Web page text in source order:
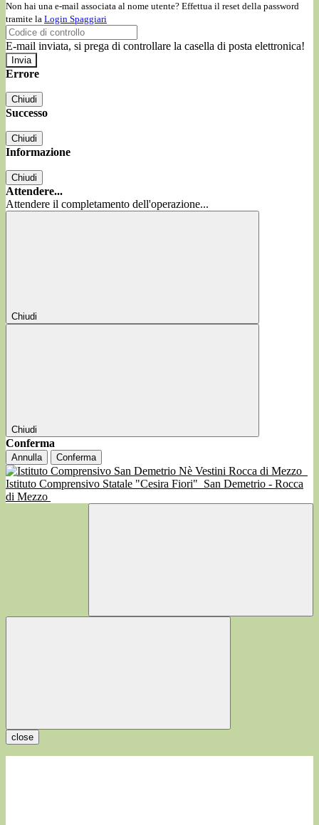
Non hai una e-mail associata al nome utente? Effettua il reset della password
tramite la Login Spaggiari
E-mail inviata, si prega di controllare la casella di posta elettronica!
Errore
Chiudi
Successo
Chiudi
Informazione
Chiudi
Attendere...
Attendere il completamento dell'operazione...
Chiudi
Chiudi
Conferma
Annulla Conferma
Istituto Comprensivo Statale "Cesira Fiori" San Demetrio - Rocca
di Mezzo
close